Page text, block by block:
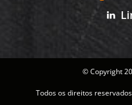
© Copyright
Todos os direitos